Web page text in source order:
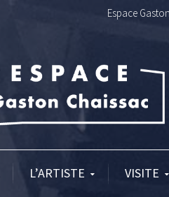
Espace
L’ARTISTE VISITE